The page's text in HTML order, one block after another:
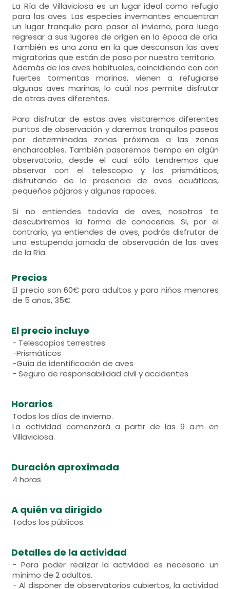
La Ría de Villaviciosa es un lugar ideal como refugio
para las aves. Las especies invemantes encuentran
un lugar tranquilo para pasar el invierno, para luego
regresar a sus lugares de origen en la época de cría.
También es una zona en la que descansan las aves
migratorias que están de paso por nuestro territorio.
Además de las aves habituales, coincidiendo con con
fuertes tormentas marinas, vienen a refugiarse
algunas aves marinas, lo cuál nos permite disfrutar
de otras aves diferentes.
Para disfrutar de estas aves visitaremos diferentes
puntos de observación y daremos tranquilos paseos
por determinadas zonas próximas a las zonas
encharcables. También pasaremos tiempo en algún
observatorio, desde el cual sólo tendremos que
observar con el telescopio y los prismáticos,
disfrutando de la presencia de aves acuáticas,
pequeños pájaros y algunas rapaces.
Si no entiendes todavía de aves, nosotros te
descubriremos la forma de conocerlas. Si, por el
contrario, ya entiendes de aves, podrás disfrutar de
una estupenda jornada de observación de las aves
de la Ría.
Precios
El precio son 60€ para adultos y para niños menores
de 5 años, 35€.
El precio incluye
- Telescopios terrestres
-Prismáticos
-Guía de identificación de aves
- Seguro de responsabilidad civil y accidentes
Horarios
Todos los días de invierno.
La actividad comenzará a partir de las 9 a.m en
Villaviciosa.
Duración aproximada
4 horas
A quién va dirigido
Todos los públicos.
Detalles de la actividad
- Para poder realizar la actividad es necesario un
mínimo de 2 adultos.
- Al disponer de observatorios cubiertos, la actividad